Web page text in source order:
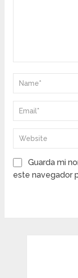
Guarda mi
este navegador